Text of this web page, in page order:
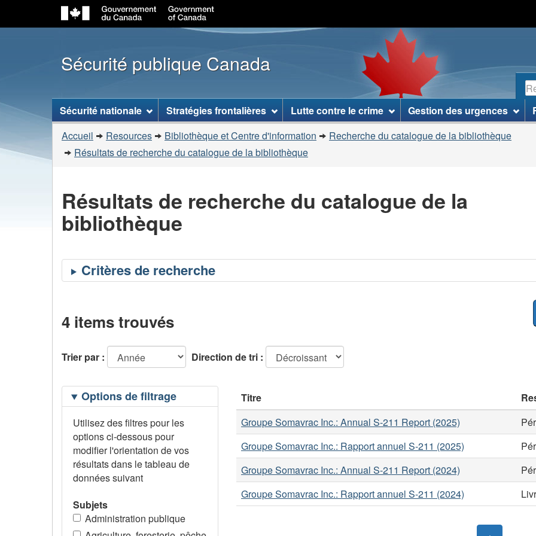
au
contenu
principal
à
«
propos
ce
site
»
à
la
version
simplifiée
Sécurité publique Canada
Menu
des
sujets
Sécurité nationale Stratégies frontalières Lutte contre le crime Gestion des urgences
Vous
êtes
Accueil Resources Bibliothèque et Centre d'information
Recherche du catalogue de la bibliothèque
Résultats de recherche du catalogue de la bibliothèque
Résultats de recherche du catalogue de la
bibliothèque
4 items trouvés
Trier par : Direction de tri :
Filtrage
desOptions de filtrage
Utilisez des filtres pour les
options ci-dessous pour
modifier l'orientation de vos
résultats dans le tableau de
données suivant
Subjets
Administration publique
Titre
Groupe Somavrac Inc.: Annual S-211 Report (2025)
Groupe Somavrac Inc.: Rapport annuel S-211 (2025)
Groupe Somavrac Inc.: Annual S-211 Report (2024)
Groupe Somavrac Inc.: Rapport annuel S-211 (2024)